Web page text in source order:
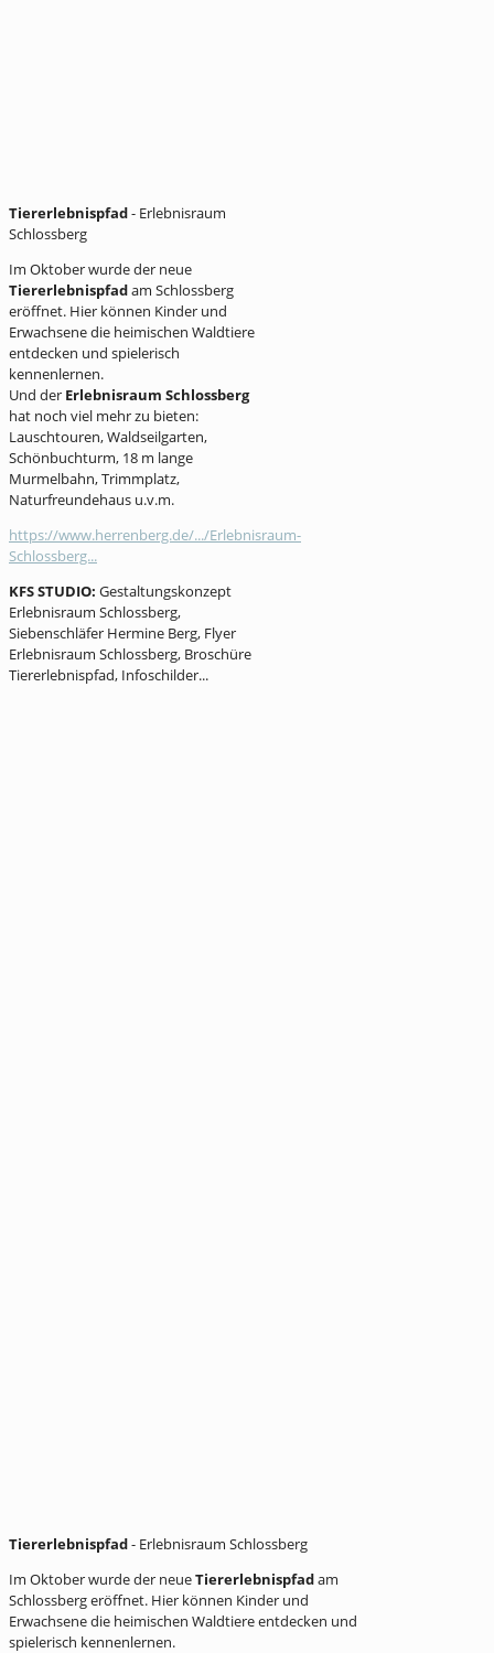
Tiererlebnispfad- Erlebnisraum
Schlossberg
Im Oktober wurde der neue
Tiererlebnispfadam Schlossberg
eröffnet. Hier können Kinder und
Erwachsene die heimischen Waldtiere
entdecken und spielerisch
kennenlernen.
Und der Erlebnisraum Schlossberg
hat noch viel mehr zu bieten:
Lauschtouren, Waldseilgarten,
Schönbuchturm, 18 m lange
Murmelbahn, Trimmplatz,
Naturfreundehaus u.v.m.
https://www.herrenberg.de/.../Erlebnisraum-
Schlossberg...
KFS STUDIO: Gestaltungskonzept
Erlebnisraum Schlossberg,
Siebenschläfer Hermine Berg, Flyer
Erlebnisraum Schlossberg, Broschüre
Tiererlebnispfad, Infoschilder...
Tiererlebnispfad- Erlebnisraum Schlossberg
Im Oktober wurde der neueTiererlebnispfadam
Schlossberg eröffnet. Hier können Kinder und
Erwachsene die heimischen Waldtiere entdecken und
spielerisch kennenlernen.